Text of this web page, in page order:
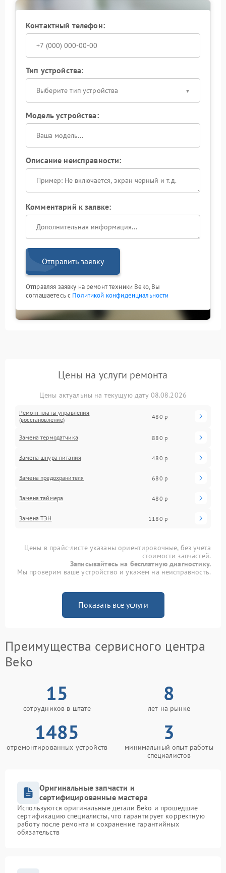
Контактный телефон:
Тип устройства:
Выберите тип устройства
Модель устройства:
Описание неисправности:
Комментарий к заявке:
Отправить заявку
Отправляя заявку на ремонт техники Beko, Вы
соглашаетесь с Политикой конфиденциальности
Цены на услуги ремонта
Цены актуальны на текущую дату 08.08.2026
Ремонт платы управления
(восстановление)
480 р
Замена термодатчика 880 р
Замена шнура питания 480 р
Замена предохранителя 680 р
Замена таймера 480 р
Замена ТЭН 1180 р
Цены в прайс-листе указаны ориентировочные, без учета
стоимости запчастей.
Записывайтесь на бесплатную диагностику.
Мы проверим ваше устройство и укажем на неисправность.
Показать все услуги
Преимущества сервисного центра
Beko
15
сотрудников в штате
8
лет на рынке
1485
отремонтированных устройств
3
минимальный опыт работы
специалистов
Оригинальные запчасти и
сертифицированные мастера
Используются оригинальные детали Beko и прошедшие
сертификацию специалисты, что гарантирует корректную
работу после ремонта и сохранение гарантийных
обязательств